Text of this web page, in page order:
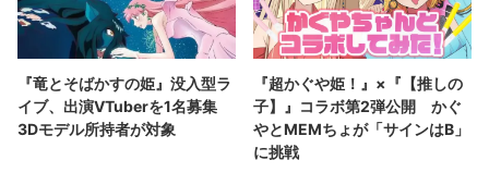
『竜とそばかすの姫』没入型ラ
イブ、出演VTuberを1名募集
3Dモデル所持者が対象
『超かぐや姫！』×『【推しの
子】』コラボ第2弾公開 かぐ
やとMEMちょが「サインはB」
に挑戦